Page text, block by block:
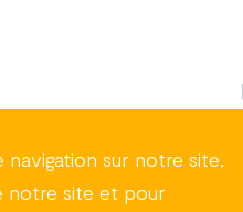
sur notre site,
notre site et pour